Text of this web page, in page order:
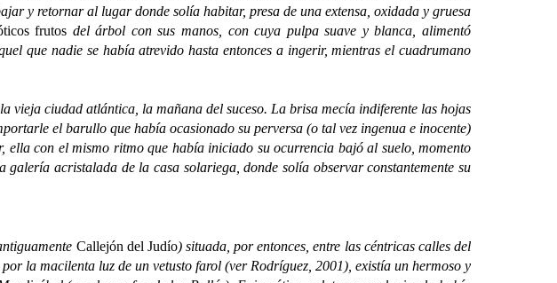
y retornar al lugar donde solía habitar, presa de una extensa, oxidada y gruesa
frutos del árbol con sus manos, con cuya pulpa suave y blanca, alimentó
que nadie se había atrevido hasta entonces a ingerir, mientras el cuadrumano
ciudad atlántica, la mañana del suceso. La brisa mecía indiferente las hojas
el barullo que había ocasionado su perversa (o tal vez ingenua e inocente)
con el mismo ritmo que había iniciado su ocurrencia bajó al suelo, momento
acristalada de la casa solariega, donde solía observar constantemente su
Callejón del Judío) situada, por entonces, entre las céntricas calles del
la macilenta luz de un vetusto farol (ver Rodríguez, 2001), existía un hermoso y